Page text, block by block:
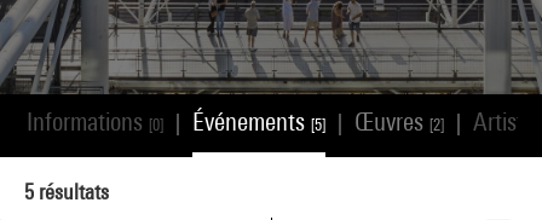
Informations [0] Événements [5] Œuvres [2]
5 résultats